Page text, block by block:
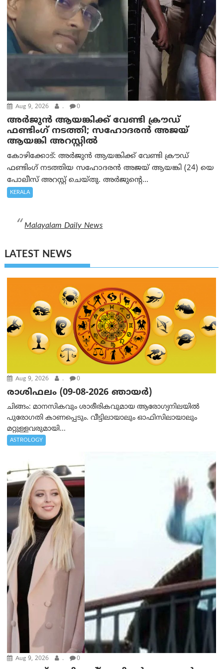
Aug 9, 2026 . 0
അർജുൻ ആയങ്കിക്ക് വേണ്ടി ക്രൗഡ്
ഫണ്ടിംഗ് നടത്തി; സഹോദരന്‍ അജയ്
ആയങ്കി അറസ്റ്റിൽ
കോഴിക്കോട്: അർജുൻ ആയങ്കിക്ക് വേണ്ടി ക്രൗഡ്
ഫണ്ടിംഗ് നടത്തിയ സഹോദരന്‍ അജയ് ആയങ്കി (24) യെ
പോലീസ് അറസ്റ്റ് ചെയ്തു. അർജുന്റെ...
KERALA
Malayalam Daily News
LATEST NEWS
Aug 9, 2026 . 0
രാശിഫലം (09-08-2026 ഞായര്‍)
ചിങ്ങം: മാനസികവും ശാരീരികവുമായ ആരോഗ്യനിലയിൽ
പുരോഗതി കാണപ്പെടും. വീട്ടിലായാലും ഓഫിസിലായാലും
മറ്റുള്ളവരുമായി...
ASTROLOGY
Aug 9, 2026 . 0